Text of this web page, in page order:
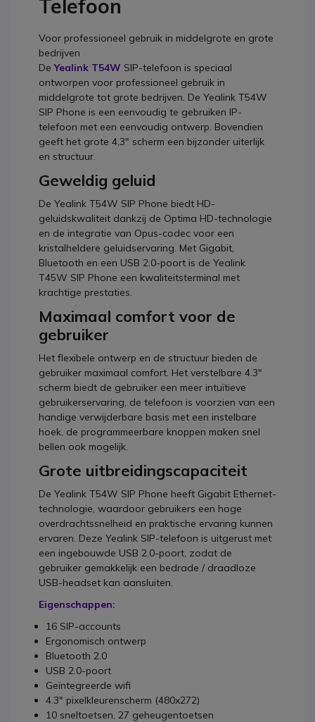
Telefoon
Voor professioneel gebruik in middelgrote en grote
bedrijven
DeYealink T54W SIP-telefoon is speciaal
ontworpen voor professioneel gebruik in
middelgrote tot grote bedrijven. De Yealink T54W
SIP Phone is een eenvoudig te gebruiken IP-
telefoon met een eenvoudig ontwerp. Bovendien
geeft het grote 4,3" scherm een bijzonder uiterlijk
en structuur.
Geweldig geluid
De Yealink T54W SIP Phone biedt HD-
geluidskwaliteit dankzij de Optima HD-technologie
en de integratie van Opus-codec voor een
kristalheldere geluidservaring. Met Gigabit,
Bluetooth en een USB 2.0-poort is de Yealink
T45W SIP Phone een kwaliteitsterminal met
krachtige prestaties.
Maximaal comfort voor de
gebruiker
Het flexibele ontwerp en de structuur bieden de
gebruiker maximaal comfort. Het verstelbare 4.3"
scherm biedt de gebruiker een meer intuïtieve
gebruikerservaring, de telefoon is voorzien van een
handige verwijderbare basis met een instelbare
hoek, de programmeerbare knoppen maken snel
bellen ook mogelijk.
Grote uitbreidingscapaciteit
De Yealink T54W SIP Phone heeft Gigabit Ethernet-
technologie, waardoor gebruikers een hoge
overdrachtssnelheid en praktische ervaring kunnen
ervaren. Deze Yealink SIP-telefoon is uitgerust met
een ingebouwde USB 2.0-poort, zodat de
gebruiker gemakkelijk een bedrade / draadloze
USB-headset kan aansluiten.
Eigenschappen:
16 SIP-accounts
Ergonomisch ontwerp
Bluetooth 2.0
USB 2.0-poort
Geïntegreerde wifi
4.3" pixelkleurenscherm (480x272)
10 sneltoetsen, 27 geheugentoetsen